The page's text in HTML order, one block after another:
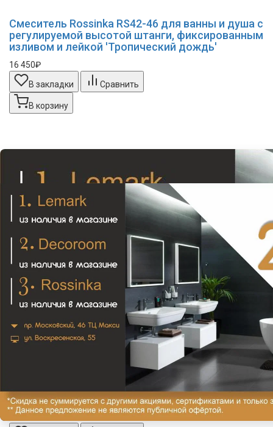
Смеситель Rossinka RS42-46 для ванны и душа с
регулируемой высотой штанги, фиксированным
изливом и лейкой 'Тропический дождь'
16 450₽
В закладки
Сравнить
В корзину
PRESTIGE См-ль д/душа внешний, выход М1/2",
золото
15 960₽